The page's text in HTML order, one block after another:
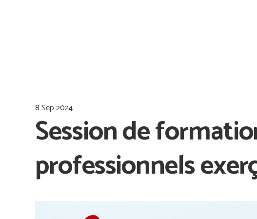
8 Sep 2024
Session de
professionnels